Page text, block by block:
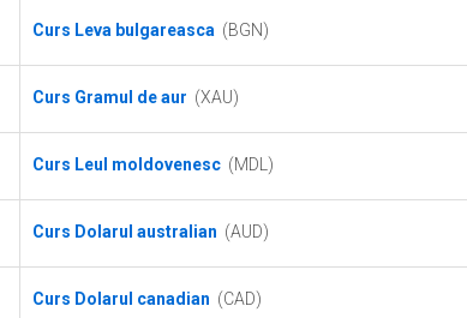
Curs Leva bulgareasca (BGN)
Curs Gramul de aur (XAU)
Curs Leul moldovenesc (MDL)
Curs Dolarul australian (AUD)
Curs Dolarul canadian (CAD)